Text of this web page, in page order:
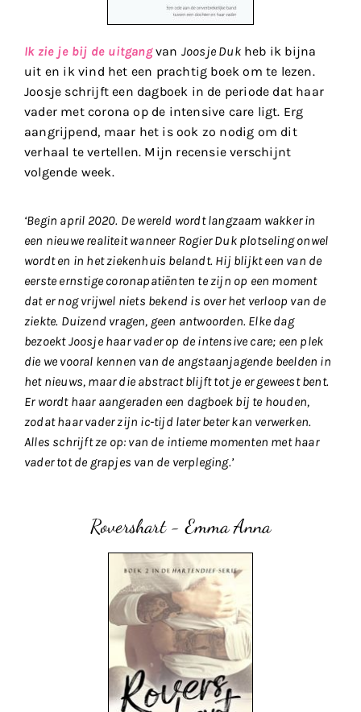
Ik zie je bij de uitgangvan Joosje Dukheb ik bijna
uit en ik vind het een prachtig boek om te lezen.
Joosje schrijft een dagboek in de periode dat haar
vader met corona op de intensive care ligt. Erg
aangrijpend, maar het is ook zo nodig om dit
verhaal te vertellen. Mijn recensie verschijnt
volgende week.
‘Begin april 2020. De wereld wordt langzaam wakker in
een nieuwe realiteit wanneer Rogier Duk plotseling onwel
wordt en in het ziekenhuis belandt. Hij blijkt een van de
eerste ernstige coronapatiënten te zijn op een moment
dat er nog vrijwel niets bekend is over het verloop van de
ziekte. Duizend vragen, geen antwoorden. Elke dag
bezoekt Joosje haar vader op de intensive care; een plek
die we vooral kennen van de angstaanjagende beelden in
het nieuws, maar die abstract blijft tot je er geweest bent.
Er wordt haar aangeraden een dagboek bij te houden,
zodat haar vader zijn ic-tijd later beter kan verwerken.
Alles schrijft ze op: van de intieme momenten met haar
vader tot de grapjes van de verpleging.’
Rovershart - Emma Anna